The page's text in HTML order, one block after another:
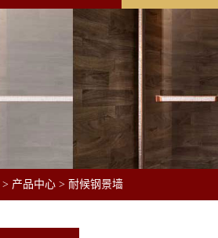
> 产品中心 > 耐候钢景墙